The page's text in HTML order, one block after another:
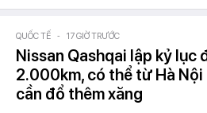
QUỐC TẾ - 17 GIỜ TRƯỚC
Nissan Qashqai lập kỷ lục
2.000km, có thể từ Hà
cần đổ thêm xăng